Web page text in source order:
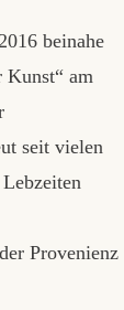
beinahe
Kunst“ am
seit vielen
Provenienz